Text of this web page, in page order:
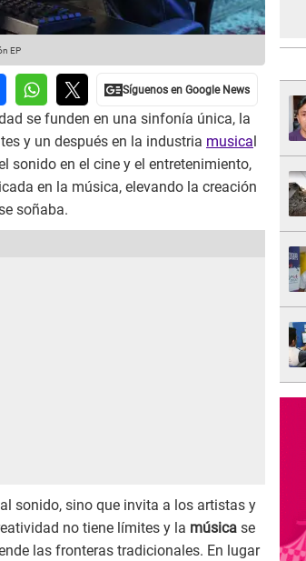
EP
se funden en una sinfonía única, la
y un después en la industria musica
sonido en el cine y el entretenimiento,
en la música, elevando la creación
soñaba.
sonido, sino que invita a los artistas y
no tiene límites y la música se
las fronteras tradicionales. En lugar